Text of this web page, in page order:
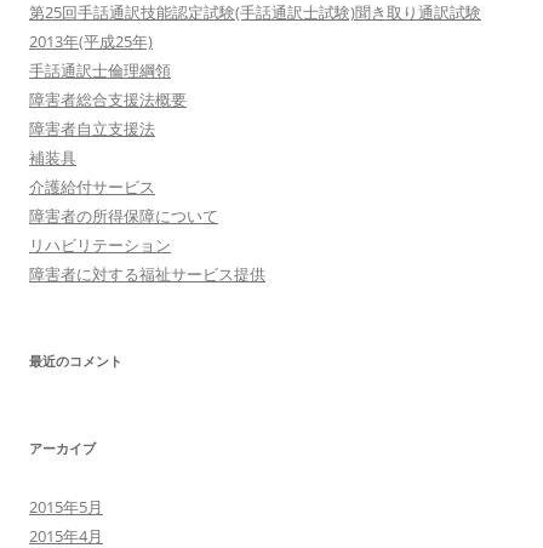
第25回手話通訳技能認定試験(手話通訳士試験)聞き取り通訳試験
2013年(平成25年)
手話通訳士倫理綱領
障害者総合支援法概要
障害者自立支援法
補装具
介護給付サービス
障害者の所得保障について
リハビリテーション
障害者に対する福祉サービス提供
最近のコメント
アーカイブ
2015年5月
2015年4月